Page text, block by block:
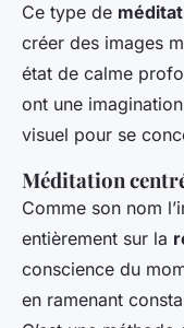
Ce type de
créer des images
état de calme
ont une
visuel pour se
Méditation
Comme son nom
entièrement sur la
conscience du
en ramenant